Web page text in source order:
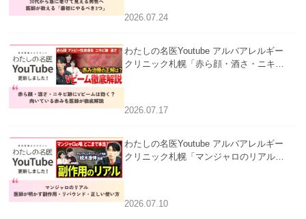
2026.07.24
わたしの名医Youtube アルバアレルギー
クリニック札幌「赤ら顔・酒さ・ニキビ
医師が徹底解説」を公開いたしました。
2026.07.17
わたしの名医Youtube アルバアレルギー
クリニック札幌「マンジャロのリアル｜
い使い方」を公開いたしました。
2026.07.10